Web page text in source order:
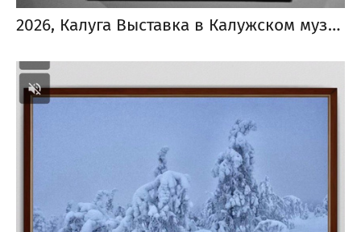
2026, Калуга Выставка в Калужском музее изобразительных искусств